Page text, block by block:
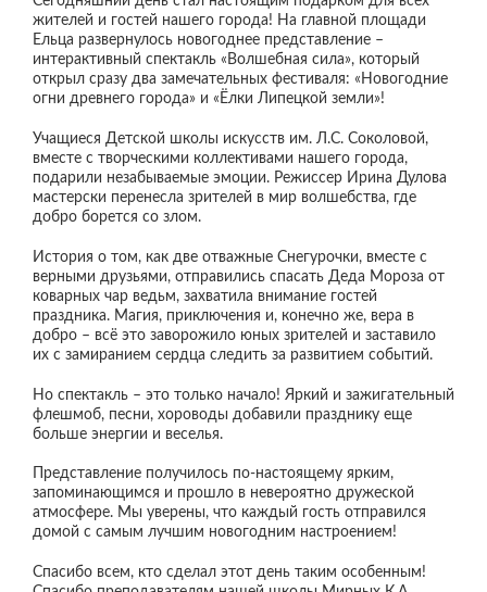
жителей и гостей нашего города! На главной площади
Ельца развернулось новогоднее представление –
интерактивный спектакль «Волшебная сила», который
открыл сразу два замечательных фестиваля: «Новогодние
огни древнего города» и «Ёлки Липецкой земли»!
Учащиеся Детской школы искусств им. Л.С. Соколовой,
вместе с творческими коллективами нашего города,
подарили незабываемые эмоции. Режиссер Ирина Дулова
мастерски перенесла зрителей в мир волшебства, где
добро борется со злом.
История о том, как две отважные Снегурочки, вместе с
верными друзьями, отправились спасать Деда Мороза от
коварных чар ведьм, захватила внимание гостей
праздника. Магия, приключения и, конечно же, вера в
добро – всё это заворожило юных зрителей и заставило
их с замиранием сердца следить за развитием событий.
Но спектакль – это только начало! Яркий и зажигательный
флешмоб, песни, хороводы добавили празднику еще
больше энергии и веселья.
Представление получилось по-настоящему ярким,
запоминающимся и прошло в невероятно дружеской
атмосфере. Мы уверены, что каждый гость отправился
домой с самым лучшим новогодним настроением!
Спасибо всем, кто сделал этот день таким особенным!